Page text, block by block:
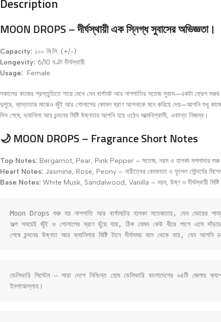
MOON DROPS – দীর্ঘস্থায়ী এক স্নিগ্ধ সুবাসের অভিজ্ঞতা।
Capacity: ১০০ মি.লি. (+/-)
Longevity: 6/10 ঘণ্টা দীর্ঘস্থায়ী
Usage: Female
সকালের কাজের প্রস্তুতিতে গায়ে মেখে নেন বার্গামট আর নাশপাতির সতেজ সুবাস—একটা ফ্রেশ
দুপুরে, ব্যস্ততার মাঝেও জুঁই আর গোলাপের কোমল ঘ্রাণ আপনাকে মনে করিয়ে দেয়—আপনি শুধু
দিন শেষে, ভ্যানিলা আর চন্দনের মিষ্টি উষ্ণতায় আপনি হয়ে ওঠেন আত্মবিশ্বাসী, একান্ত নিজস্ব।
🌙 MOON DROPS – Fragrance Short Notes
Top Notes: Bergamot, Pear, Pink Pepper – সতেজ, নরম ও হালকা মশলাদার
Heart Notes: Jasmine, Rose, Peony – নারীত্বের কোমলতা ও ফুলেল সৌন্দর্যের
Base Notes: White Musk, Sandalwood, Vanilla – নরম, উষ্ণ ও দীর্ঘস্থায়ী মিষ্টি
Moon Drops শুরু হয় নাশপাতি আর বার্গামটের হালকা সতেজতায়, যেন ভোরের
অল্প সময়েই জুঁই ও গোলাপের ঘ্রাণ ছুঁয়ে যায়, ঠিক যেমন কেউ ধীরে পাশে এসে
ডেলিভারি সিস্টেম – সারা দেশে নিশ্চিন্ত হোম ডেলিভারি বাংলাদেশের ৬৪টি
ইনশাআল্লাহ।